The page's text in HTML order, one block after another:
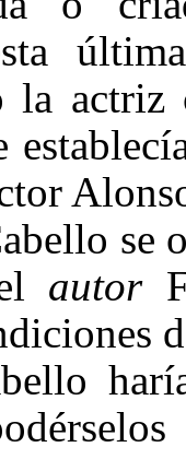
la actriz
se
autor